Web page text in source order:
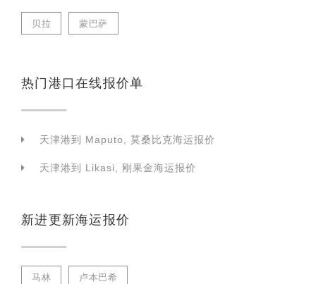
贝拉 蒙巴萨
热门港口在线报价单
天津港到 Maputo, 莫桑比克海运报价
天津港到 Likasi, 刚果金海运报价
新进更新海运报价
马林 卢本巴希